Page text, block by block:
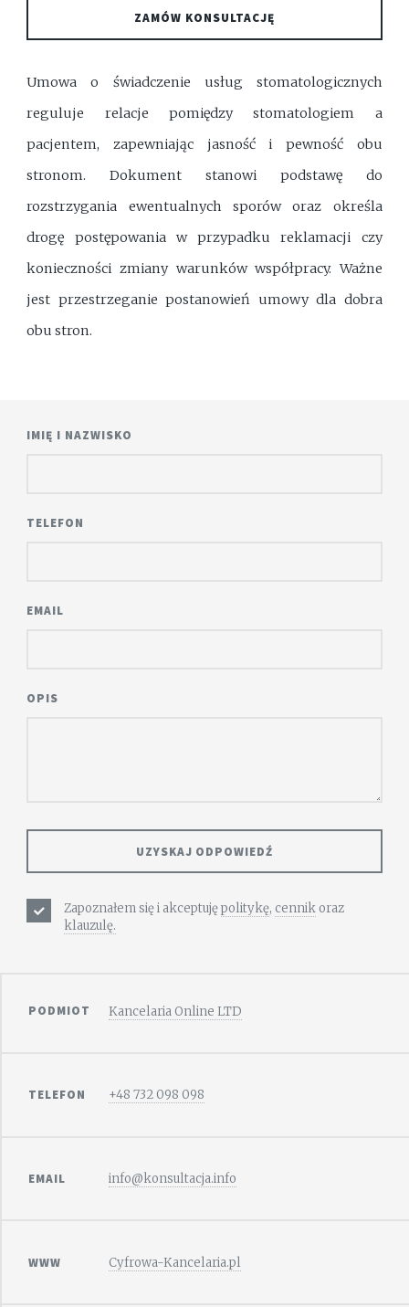
ZAMÓW KONSULTACJĘ
Umowa o świadczenie usług stomatologicznych
reguluje relacje pomiędzy stomatologiem a
pacjentem, zapewniając jasność i pewność obu
stronom. Dokument stanowi podstawę do
rozstrzygania ewentualnych sporów oraz określa
drogę postępowania w przypadku reklamacji czy
konieczności zmiany warunków współpracy. Ważne
jest przestrzeganie postanowień umowy dla dobra
obu stron.
IMIĘ I NAZWISKO
TELEFON
EMAIL
OPIS
Zapoznałem się i akceptujępolitykę, cennik oraz
klauzulę.
PODMIOT Kancelaria Online LTD
TELEFON +48 732 098 098
EMAIL info@konsultacja.info
WWW Cyfrowa-Kancelaria.pl